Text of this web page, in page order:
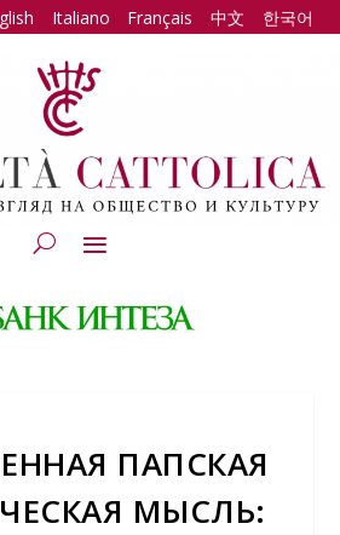
Italiano Français 中文 한국어
ПАПСКАЯ
МЫСЛЬ: